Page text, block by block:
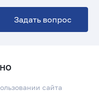
Задать вопрос
сайта